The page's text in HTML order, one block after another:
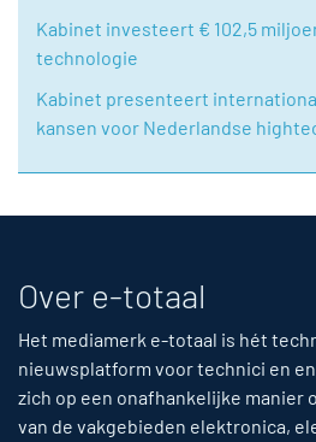
Kabinet investeert € 102,5
technologie
Kabinet presenteert
kansen voor Nederlandse
Over e-totaal
Het mediamerk e-totaal is hét
nieuwsplatform voor technici en
zich op een onafhankelijke manier
van de vakgebieden elektronica,